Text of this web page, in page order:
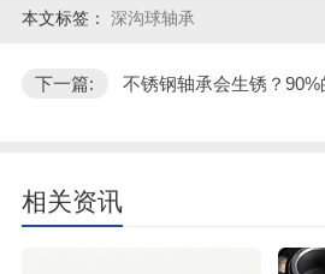
本文标签： 深沟球轴承
下一篇: 不锈钢轴承会生锈？
相关资讯